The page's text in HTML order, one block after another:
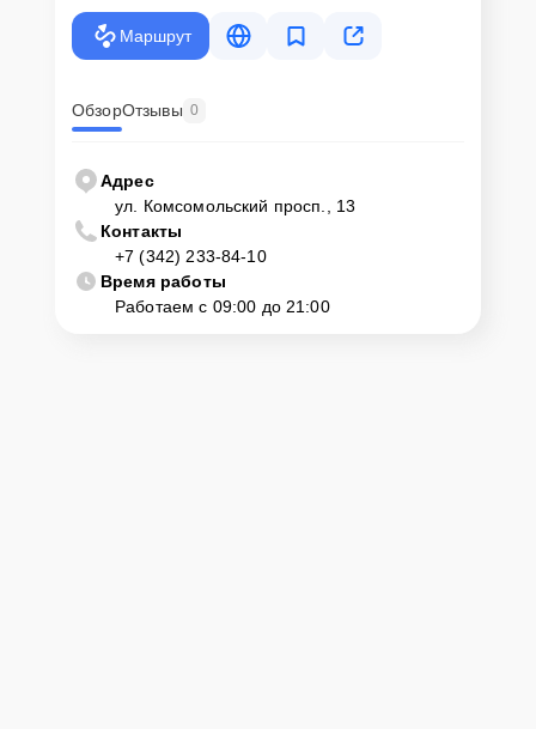
Маршрут
ОбзорОтзывы 0
Адрес
ул. Комсомольский просп., 13
Контакты
+7 (342) 233-84-10
Время работы
Работаем с 09:00 до 21:00